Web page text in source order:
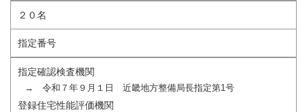
２０名
指定番号
指定確認検査機関
→ 令和７年９月１日 近畿地方整備局長指定第1号
登録住宅性能評価機関